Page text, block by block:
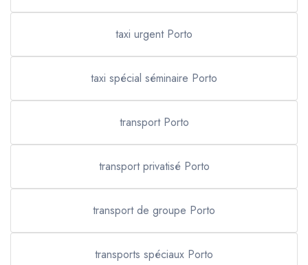
taxi urgent Porto
taxi spécial séminaire Porto
transport Porto
transport privatisé Porto
transport de groupe Porto
transports spéciaux Porto